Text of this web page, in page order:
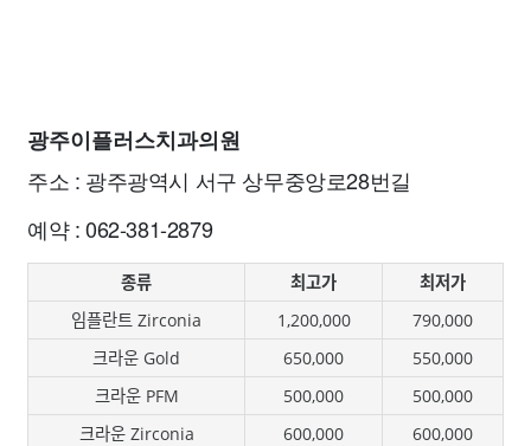
광주이플러스치과의원
주소 : 광주광역시 서구 상무중앙로28번길
예약 : 062-381-2879
종류 최고가
최저가
임플란트 Zirconia
1,200,000
790,000
크라운 Gold
650,000
550,000
크라운 PFM
500,000
500,000
크라운 Zirconia
600,000
600,000